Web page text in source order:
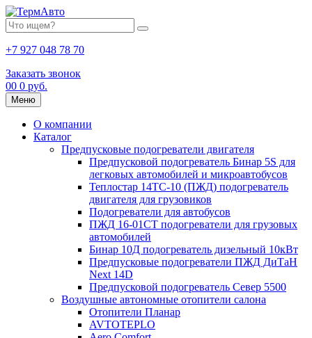
+7 927 048 78 70
Заказать звонок
00 0 руб.
Меню
О компании
Каталог
Предпусковые подогреватели двигателя
Предпусковой подогреватель Бинар 5S для
легковых автомобилей и микроавтобусов
Теплостар 14ТС-10 (ПЖД) подогреватель
двигателя для грузовиков
Подогреватели для автобусов
ПЖД 16-01СТ подогреватели для грузовых
автомобилей
Бинар 10Д подогреватель дизельный 10кВт
Предпусковые подогреватели ПЖД ДиТаН
Next 14D
Предпусковой подогреватель Север 5500
Воздушные автономные отопители салона
Отопители Планар
AVTOTEPLO